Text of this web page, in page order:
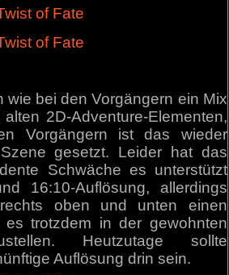
wie bei den Vorgängern ein Mix
2D-Adventure-Elementen,
Vorgängern ist das wieder
gesetzt. Leider hat das
Schwäche es unterstützt
16:10-Auflösung, allerdings
oben und unten einen
trotzdem in der gewohnten
Heutzutage sollte
Auflösung drin sein.